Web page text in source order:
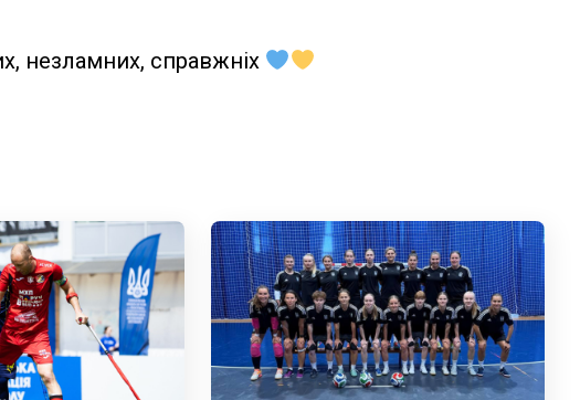
незламних, справжніх